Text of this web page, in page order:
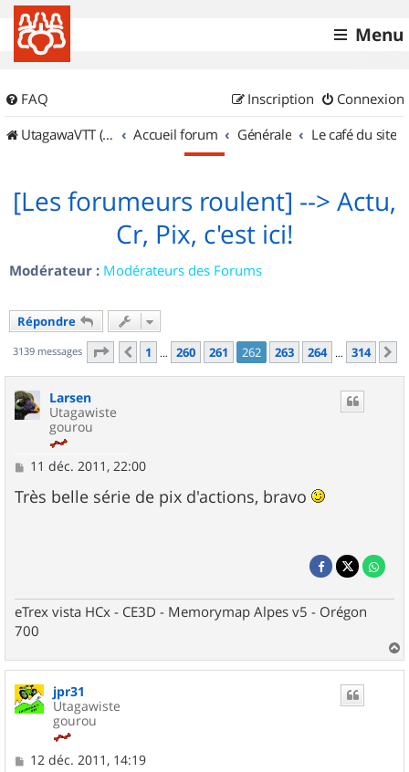
Menu
FAQ Connexion
Inscription
UtagawaVTT (Randos VTT et VTTAE avec traces GPS)
Accueil forum Générale Le café du site
[Les forumeurs roulent] --> Actu,
Cr, Pix, c'est ici!
Modérateur : Modérateurs des Forums
Répondre
3139 messages Page 262 sur314
Précédent
1 … 260 261 262 263 264 … 314
Larsen
Utagawiste
gourou
M
s
s
11 déc. 2011, 22:00
Très belle série de pix d'actions, bravo
eTrex vista HCx - CE3D - Memorymap Alpes v5 - Orégon
700
a
jpr31
Utagawiste
gourou
M12 déc. 2011, 14:19